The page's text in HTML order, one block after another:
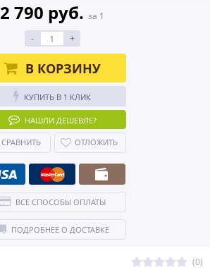
(0)
2 790 руб. за 1
-
+
В КОРЗИНУ
КУПИТЬ В 1 КЛИК
НАШЛИ ДЕШЕВЛЕ?
СРАВНИТЬ ОТЛОЖИТЬ
ВСЕ СПОСОБЫ ОПЛАТЫ
ПОДРОБНЕЕ О ДОСТАВКЕ